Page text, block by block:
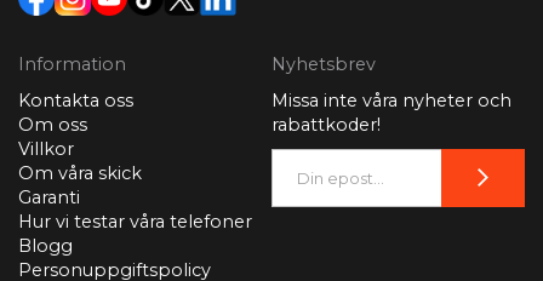
Information
Kontakta oss
Om oss
Villkor
Om våra skick
Garanti
Hur vi testar våra telefoner
Blogg
Personuppgiftspolicy
Nyhetsbrev
Missa inte våra nyheter och
rabattkoder!